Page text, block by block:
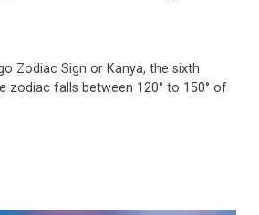
Zodiac Sign or Kanya, the sixth
zodiac falls between 120° to 150° of